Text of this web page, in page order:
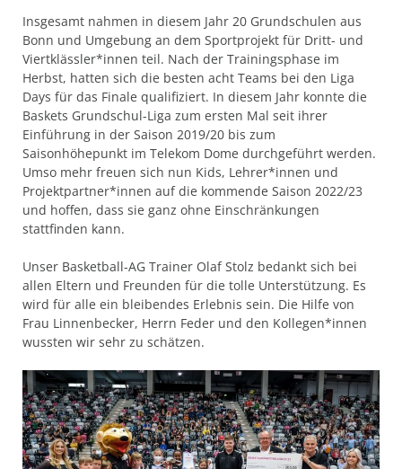
Insgesamt nahmen in diesem Jahr 20 Grundschulen aus
Bonn und Umgebung an dem Sportprojekt für Dritt- und
Viertklässler*innen teil. Nach der Trainingsphase im
Herbst, hatten sich die besten acht Teams bei den Liga
Days für das Finale qualifiziert. In diesem Jahr konnte die
Baskets Grundschul-Liga zum ersten Mal seit ihrer
Einführung in der Saison 2019/20 bis zum
Saisonhöhepunkt im Telekom Dome durchgeführt werden.
Umso mehr freuen sich nun Kids, Lehrer*innen und
Projektpartner*innen auf die kommende Saison 2022/23
und hoffen, dass sie ganz ohne Einschränkungen
stattfinden kann.
Unser Basketball-AG Trainer Olaf Stolz bedankt sich bei
allen Eltern und Freunden für die tolle Unterstützung. Es
wird für alle ein bleibendes Erlebnis sein. Die Hilfe von
Frau Linnenbecker, Herrn Feder und den Kollegen*innen
wussten wir sehr zu schätzen.